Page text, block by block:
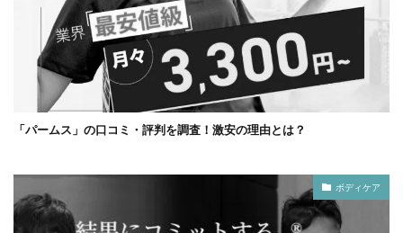
「パームス」の口コミ・評判を調査！激安の理由とは？
ボディケア